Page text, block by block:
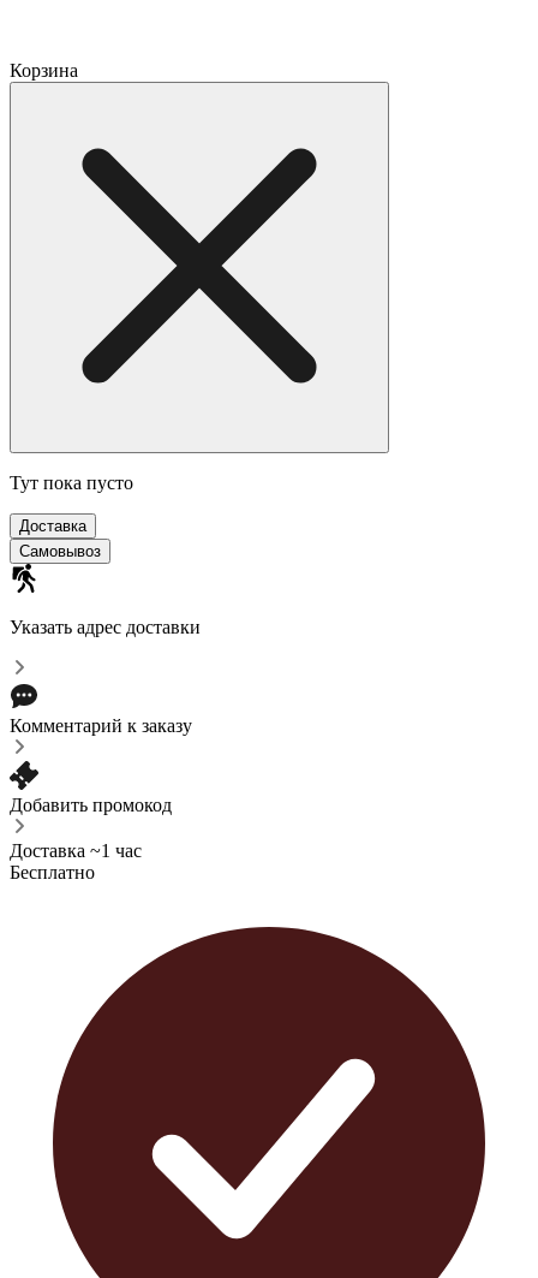
Корзина
Тут пока пусто
Доставка
Самовывоз
Указать адрес доставки
Комментарий к заказу
Добавить промокод
Доставка ~1 час
Бесплатно